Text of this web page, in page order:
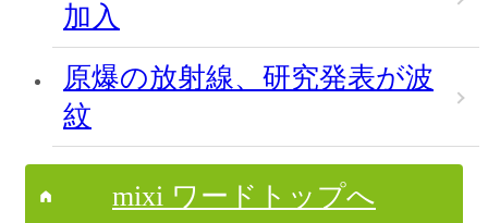
加入
原爆の放射線、研究発表が波
紋
mixi ワードトップへ